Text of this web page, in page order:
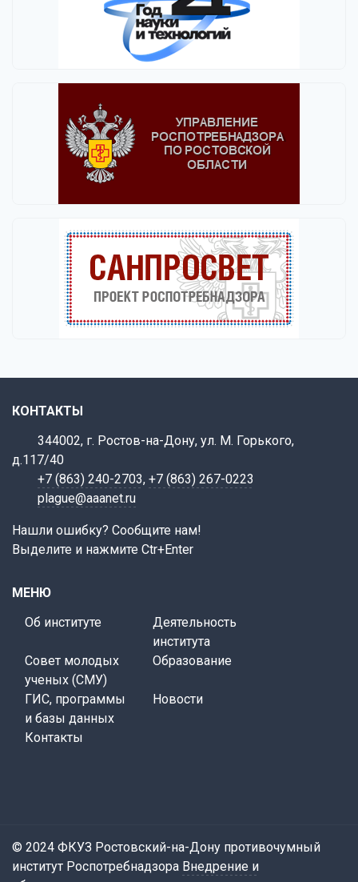
КОНТАКТЫ
344002, г. Ростов-на-Дону, ул. М. Горького,
д.117/40
+7 (863) 240-2703, +7 (863) 267-0223
plague@aaanet.ru
Нашли ошибку? Сообщите нам!
Выделите и нажмите Ctr+Enter
МЕНЮ
Об институте
Деятельность
института
Совет молодых
ученых (СМУ)
Образование
ГИС, программы
и базы данных
Новости
Контакты
© 2024 ФКУЗ Ростовский-на-Дону противочумный
институт Роспотребнадзора Внедрение и